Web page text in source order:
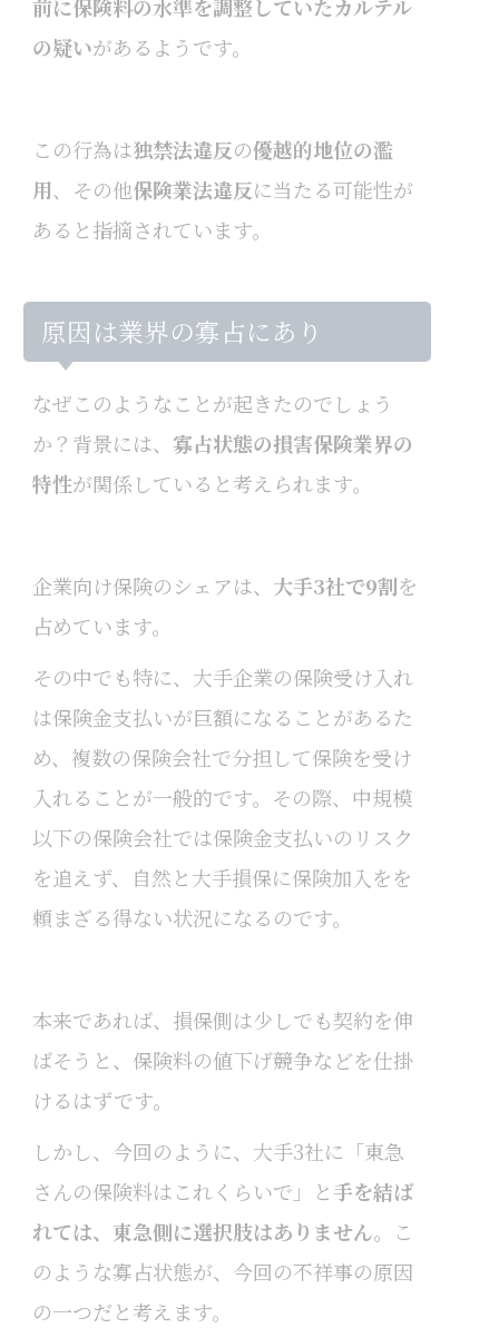
前に保険料の水準を調整していたカルテル
の疑いがあるようです。
この行為は独禁法違反の優越的地位の濫
用、その他保険業法違反に当たる可能性が
あると指摘されています。
原因は業界の寡占にあり
なぜこのようなことが起きたのでしょう
か？ 背景には、 寡占状態の損害保険業界の
特性が関係していると考えられます。
企業向け保険のシェアは、 大手3社で9割を
占めています。
その中でも特に、大手企業の保険受け入れ
は保険金支払いが巨額になることがあるた
め、複数の保険会社で分担して保険を受け
入れることが一般的です。 その際、中規模
以下の保険会社では保険金支払いのリスク
を追えず、自然と大手損保に保険加入をを
頼まざる得ない状況になるのです。
本来であれば、損保側は少しでも契約を伸
ばそうと、保険料の値下げ競争などを仕掛
けるはずです。
しかし、今回のように、大手3社に「東急
さんの保険料はこれくらいで」と手を結ば
れては、東急側に選択肢はありません。こ
のような寡占状態が、今回の不祥事の原因
の一つだと考えます。